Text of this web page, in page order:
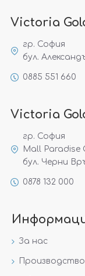
Victoria
гр. София
бул.
0885 551 660
Victoria
гр. София
Mall Paradise
бул. Черни
0878 132 000
За нас
Производство